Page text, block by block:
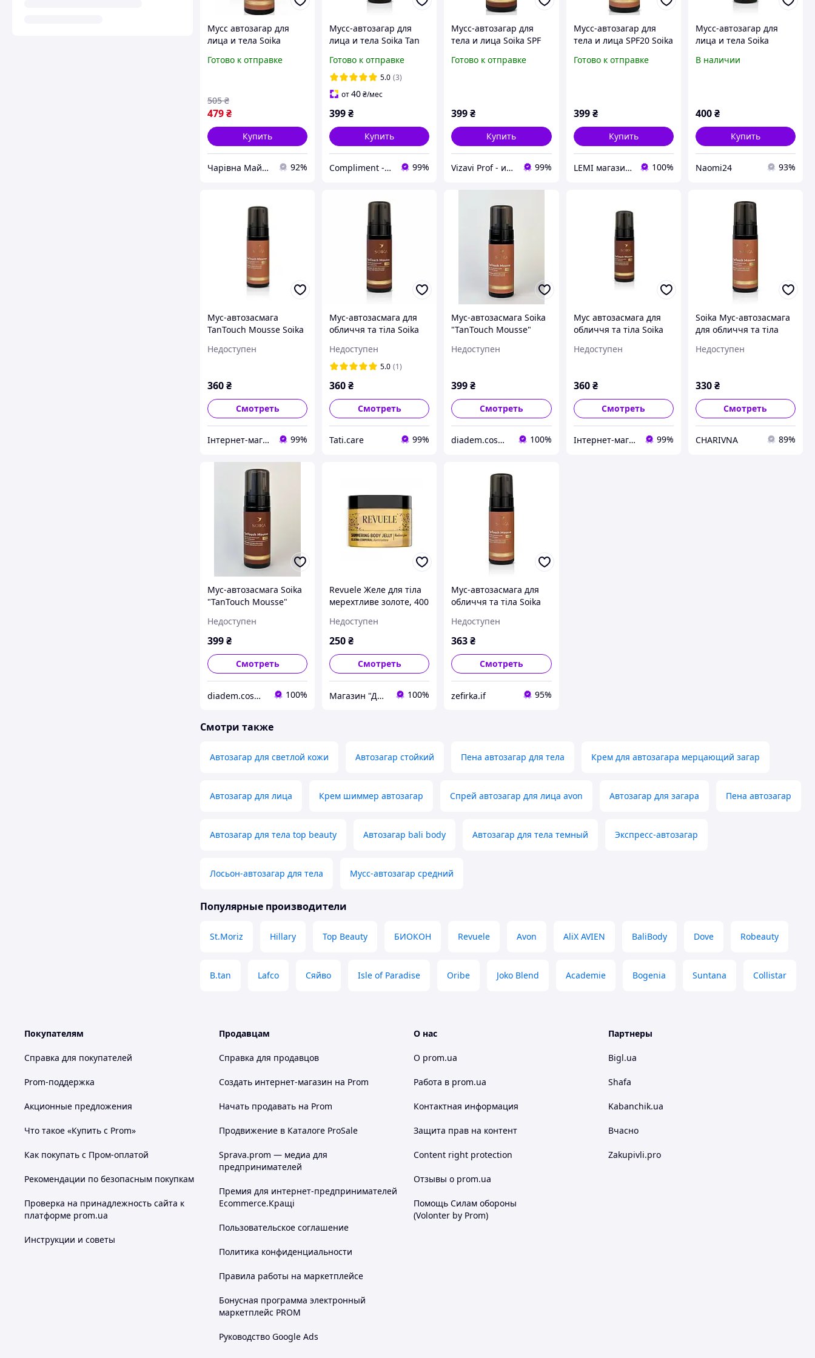
Мусс автозагар для
лица и тела Soika
150 мл
Готово к отправке
479₴
505 ₴
Купить
Чарівна Майстерня 92%
Мусс-автозагар для
лица и тела Soika Tan
Medium, 150 мл
Готово к отправке
5.0 (3)
от40₴/мес
399₴
Купить
Compliment - магазин косметики та догляду! 99%
Мусс-автозагар для
тела и лица Soika SPF
Готово к отправке
399₴
Купить
Vizavi Prof - интернет-магазин профессиональной косметики 99%
Мусс-автозагар для
тела и лица SPF20 Soika
Medium
Готово к отправке
399 ₴
Купить
LEMI магазин косметики 100%
Мусс-автозагар для
лица и тела Soika
Medium с кето-
В наличии
400₴
Купить
Naomi24 93%
Мус-автозасмага
TanTouch Mousse Soika
Недоступен
360₴
Смотреть
Інтернет-магазин Перлина 99%
Мус-автозасмага для
обличчя та тіла Soika
з кето-цукром. олійкою
авокадо і жожоба
Недоступен
5.0 (1)
360₴
Смотреть
Tati.care 99%
Мус-автозасмага Soika
"TanTouch Mousse"
Недоступен
399₴
Смотреть
diadem.cosmetics 100%
Мус автозасмага для
обличчя та тіла Soika
Темний
Недоступен
360 ₴
Смотреть
Інтернет-магазин Перлина 99%
Soika Мус-автозасмага
для обличчя та тіла
Недоступен
330₴
Смотреть
CHARIVNA 89%
Мус-автозасмага Soika
"TanTouch Mousse"
Недоступен
399₴
Смотреть
diadem.cosmetics 100%
Revuele Желе для тіла
мерехтливе золоте, 400
Недоступен
250₴
Смотреть
Магазин "Домовичок" 100%
Мус-автозасмага для
обличчя та тіла Soika
кето-цукром. олійкою
авокадо і жожоба
Недоступен
363₴
Смотреть
zefirka.if 95%
Смотри также
Автозагар для светлой кожи Автозагар стойкий Пена автозагар для тела Крем для автозагара мерцающий загар
Автозагар для лица Крем шиммер автозагар Спрей автозагар для лица avon Автозагар для загара Пена автозагар
Автозагар для тела top beauty Автозагар bali body Автозагар для тела темный Экспресс-автозагар
Лосьон-автозагар для тела Мусс-автозагар средний
Популярные производители
St.Moriz Hillary Top Beauty БИОКОН Revuele Avon AliX AVIEN BaliBody Dove Robeauty
B.tan Lafco Сяйво Isle of Paradise Oribe Joko Blend Academie Bogenia Suntana Collistar
Покупателям
Справка для покупателей
Prom-поддержка
Акционные предложения
Что такое «Купить с Prom»
Как покупать с Пром-оплатой
Рекомендации по безопасным покупкам
Проверка на принадлежность сайта к
платформе prom.ua
Инструкции и советы
Продавцам
Справка для продавцов
Создать интернет-магазин на Prom
Начать продавать на Prom
Продвижение в Каталоге ProSale
Sprava.prom — медиа для
предпринимателей
Премия для интернет-предпринимателей
Ecommerce.Кращі
Пользовательское соглашение
Политика конфиденциальности
Правила работы на маркетплейсе
Бонусная программа электронный
маркетплейс PROM
Руководство Google Ads
О нас
О prom.ua
Работа в prom.ua
Контактная информация
Защита прав на контент
Content right protection
Отзывы о prom.ua
Помощь Силам обороны
(Volonter by Prom)
Партнеры
Bigl.ua
Shafa
Kabanchik.ua
Вчасно
Zakupivli.pro